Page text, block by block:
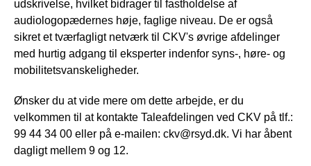
udskrivelse, hvilket bidrager til fastholdelse af
audiologopædernes høje, faglige niveau. De er også
sikret et tværfagligt netværk til CKV's øvrige afdelinger
med hurtig adgang til eksperter indenfor syns-, høre- og
mobilitetsvanskeligheder.
Ønsker du at vide mere om dette arbejde, er du
velkommen til at kontakte Taleafdelingen ved CKV på tlf.:
99 44 34 00 eller på e-mailen: ckv@rsyd.dk. Vi har åbent
dagligt mellem 9 og 12.